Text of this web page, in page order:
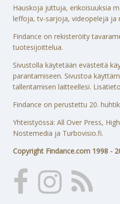
Hauskoja juttuja, erikoisuuksia
leffoja, tv-sarjoja, videopelejä ja
Findance on rekisteröity
tuotesijoittelua.
Sivustolla käytetään evästeitä
parantamiseen. Sivustoa
tallentamisen laitteellesi.
Findance on perustettu 20.
Yhteistyössä: All Over Press,
Nostemedia ja Turbovisio.fi.
Copyright Findance.com 1998 -